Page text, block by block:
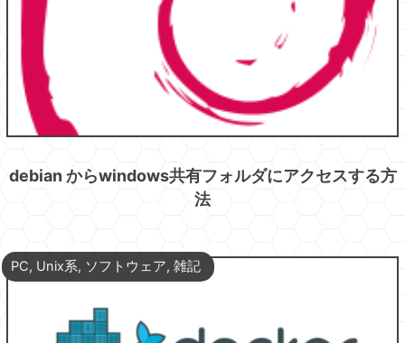
debian からwindows共有フォルダにアクセスする方
法
PC, Unix系, ソフトウェア, 雑記